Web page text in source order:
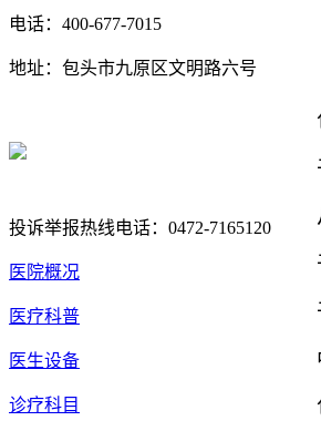
电话：400-677-7015
地址：包头市九原区文明路六号
投诉举报热线电话：0472-7165120
医院概况
医疗科普
医生设备
诊疗科目